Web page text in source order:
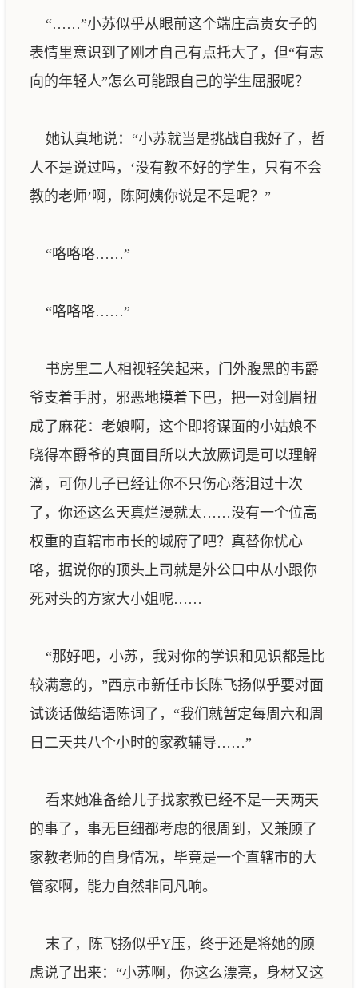
“……”小苏似乎从眼前这个端庄高贵女子的
表情里意识到了刚才自己有点托大了，但“有志
向的年轻人”怎么可能跟自己的学生屈服呢？
她认真地说：“小苏就当是挑战自我好了，哲
人不是说过吗，‘没有教不好的学生，只有不会
教的老师’啊，陈阿姨你说是不是呢？”
“咯咯咯……”
“咯咯咯……”
书房里二人相视轻笑起来，门外腹黑的韦爵
爷支着手肘，邪恶地摸着下巴，把一对剑眉扭
成了麻花：老娘啊，这个即将谋面的小姑娘不
晓得本爵爷的真面目所以大放厥词是可以理解
滴，可你儿子已经让你不只伤心落泪过十次
了，你还这么天真烂漫就太……没有一个位高
权重的直辖市市长的城府了吧？真替你忧心
咯，据说你的顶头上司就是外公口中从小跟你
死对头的方家大小姐呢……
“那好吧，小苏，我对你的学识和见识都是比
较满意的，”西京市新任市长陈飞扬似乎要对面
试谈话做结语陈词了，“我们就暂定每周六和周
日二天共八个小时的家教辅导……”
看来她准备给儿子找家教已经不是一天两天
的事了，事无巨细都考虑的很周到，又兼顾了
家教老师的自身情况，毕竟是一个直辖市的大
管家啊，能力自然非同凡响。
末了，陈飞扬似乎Y压，终于还是将她的顾
虑说了出来：“小苏啊，你这么漂亮，身材又这